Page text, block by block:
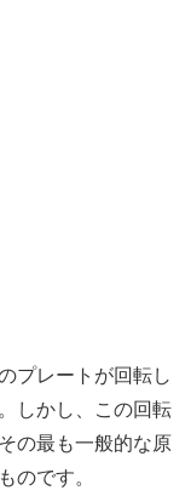
プレートが回転し
しかし、この回転
の最も一般的な原
のです。